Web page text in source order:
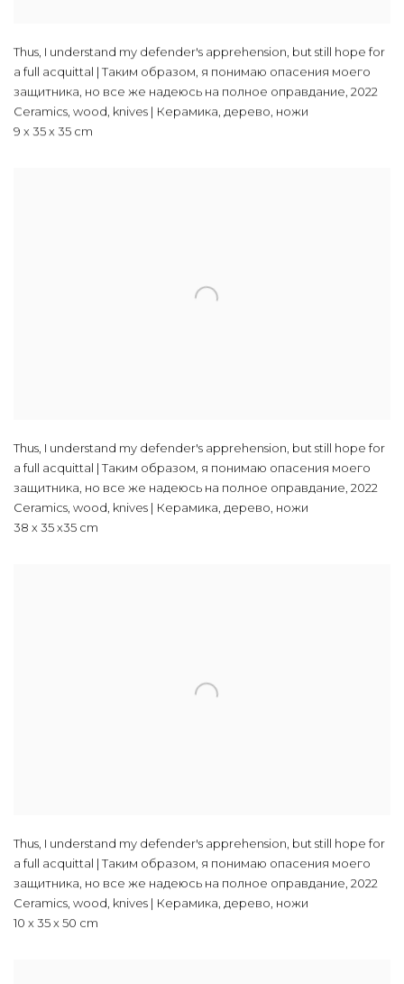
Thus, I understand my defender's apprehension, but still hope for
a full acquittal | Таким образом, я понимаю опасения моего
защитника, но все же надеюсь на полное оправдание, 2022
Ceramics, wood, knives | Керамика, дерево, ножи
9 х 35 х 35 cm
Thus, I understand my defender's apprehension, but still hope for
a full acquittal | Таким образом, я понимаю опасения моего
защитника, но все же надеюсь на полное оправдание, 2022
Ceramics, wood, knives | Керамика, дерево, ножи
38 х 35 х35 cm
Thus, I understand my defender's apprehension, but still hope for
a full acquittal | Таким образом, я понимаю опасения моего
защитника, но все же надеюсь на полное оправдание, 2022
Ceramics, wood, knives | Керамика, дерево, ножи
10 x 35 x 50 cm